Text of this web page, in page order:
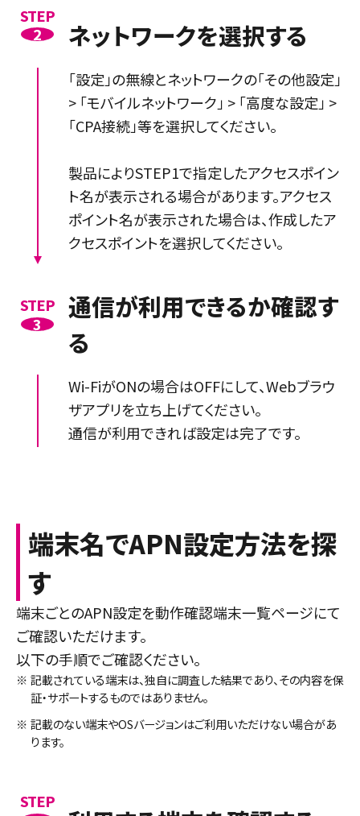
STEP
2
ネットワークを選択する
「設定」の無線とネットワークの「その他設定」
> 「モバイルネットワーク」 > 「高度な設定」 >
「CPA接続」等を選択してください。
製品によりSTEP1で指定したアクセスポイン
ト名が表示される場合があります。アクセス
ポイント名が表示された場合は、作成したア
クセスポイントを選択してください。
STEP
3
通信が利用できるか確認す
る
Wi-FiがONの場合はOFFにして、Webブラウ
ザアプリを立ち上げてください。
通信が利用できれば設定は完了です。
端末名でAPN設定方法を探
す
端末ごとのAPN設定を動作確認端末一覧ページにて
ご確認いただけます。
以下の手順でご確認ください。
※ 記載されている端末は、独自に調査した結果であり、その内容を保
証・サポートするものではありません。
※ 記載のない端末やOSバージョンはご利用いただけない場合があ
ります。
STEP